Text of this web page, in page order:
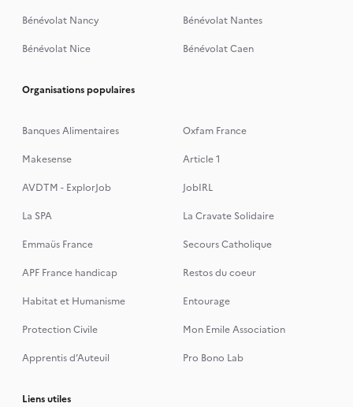
Bénévolat Nancy
Bénévolat Nantes
Bénévolat Nice
Bénévolat Caen
Organisations populaires
Banques Alimentaires
Oxfam France
Makesense
Article 1
AVDTM - ExplorJob
JobIRL
La SPA
La Cravate Solidaire
Emmaüs France
Secours Catholique
APF France handicap
Restos du coeur
Habitat et Humanisme
Entourage
Protection Civile
Mon Emile Association
Apprentis d’Auteuil
Pro Bono Lab
Liens utiles